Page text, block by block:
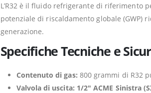
L’R32 è il fluido refrigerante di riferimento
potenziale di riscaldamento globale (GWP)
generazione.
Specifiche Tecniche e
Contenuto di gas: 800 grammi di R32
Valvola di uscita: 1/2″ ACME Sinistra